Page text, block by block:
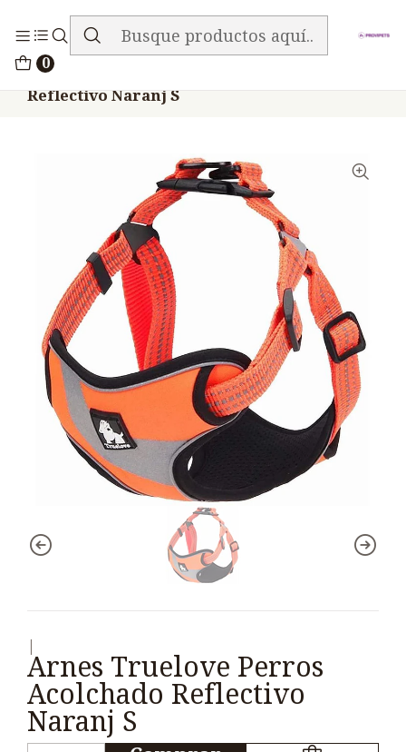
0
ENVIO GRATIS EN TODA LA TIENDA
Reflectivo Naranj S
Arnes Truelove Perros
Acolchado Reflectivo
Naranj S